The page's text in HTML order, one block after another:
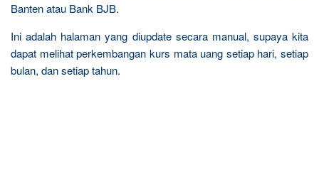
Banten atau Bank BJB.
Ini adalah halaman yang diupdate secara manual, supaya kita
dapat melihat perkembangan kurs mata uang setiap hari, setiap
bulan, dan setiap tahun.